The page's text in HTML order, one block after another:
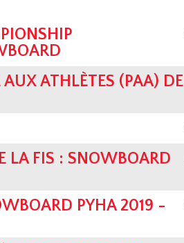
ATHLÈTES (PAA) DE
LA FIS : SNOWBOARD
PYHA 2019 -